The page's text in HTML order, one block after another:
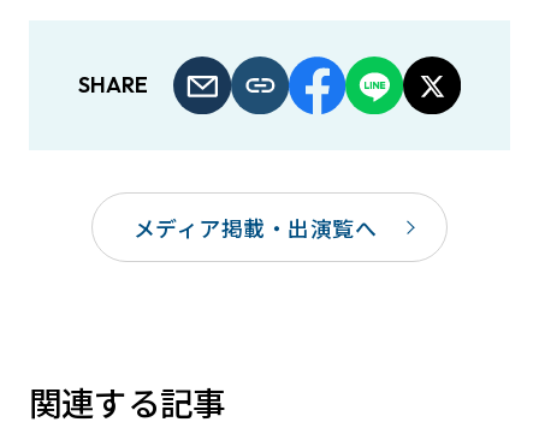
SHARE
メディア掲載・出演覧へ
関連する記事